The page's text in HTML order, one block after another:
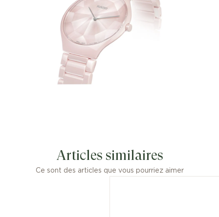
Articles similaires
Ce sont des articles que vous pourriez aimer